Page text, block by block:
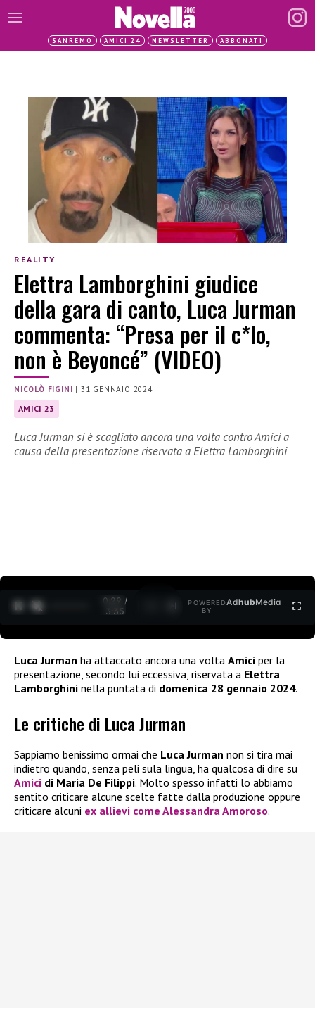
SANREMO AMICI 24 NEWSLETTER ABBONATI
REALITY
Elettra Lamborghini giudice
della gara di canto, Luca Jurman
commenta: “Presa per il c*lo,
non è Beyoncé” (VIDEO)
NICOLÒ FIGINI | 31 GENNAIO 2024
AMICI 23
Luca Jurman si è scagliato ancora una volta contro Amici a
causa della presentazione riservata a Elettra Lamborghini
0:30 /
3:35
POWERED
BY
AdhubMedia
Luca Jurman ha attaccato ancora una volta Amici per la
presentazione, secondo lui eccessiva, riservata a Elettra
Lamborghini nella puntata di domenica 28 gennaio 2024.
Le critiche di Luca Jurman
Sappiamo benissimo ormai che Luca Jurman non si tira mai
indietro quando, senza peli sula lingua, ha qualcosa di dire su
Amici di Maria De Filippi. Molto spesso infatti lo abbiamo
sentito criticare alcune scelte fatte dalla produzione oppure
criticare alcuni ex allievi come Alessandra Amoroso.